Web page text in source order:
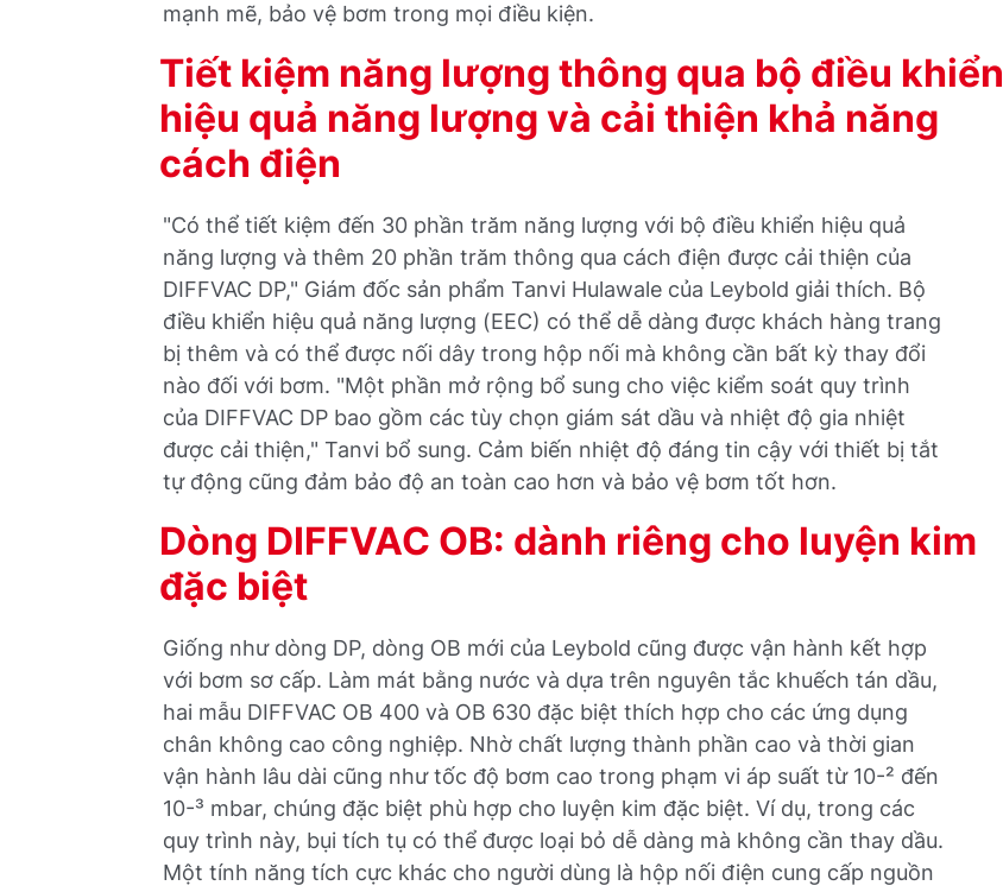
mạnh mẽ, bảo vệ bơm trong mọi điều kiện.
Tiết kiệm năng lượng thông qua bộ điều khiển
hiệu quả năng lượng và cải thiện khả năng
cách điện
"Có thể tiết kiệm đến 30 phần trăm năng lượng với bộ điều khiển hiệu quả
năng lượng và thêm 20 phần trăm thông qua cách điện được cải thiện của
DIFFVAC DP," Giám đốc sản phẩm Tanvi Hulawale của Leybold giải thích. Bộ
điều khiển hiệu quả năng lượng (EEC) có thể dễ dàng được khách hàng trang
bị thêm và có thể được nối dây trong hộp nối mà không cần bất kỳ thay đổi
nào đối với bơm. "Một phần mở rộng bổ sung cho việc kiểm soát quy trình
của DIFFVAC DP bao gồm các tùy chọn giám sát dầu và nhiệt độ gia nhiệt
được cải thiện," Tanvi bổ sung. Cảm biến nhiệt độ đáng tin cậy với thiết bị tắt
tự động cũng đảm bảo độ an toàn cao hơn và bảo vệ bơm tốt hơn.
Dòng DIFFVAC OB: dành riêng cho luyện kim
đặc biệt
Giống như dòng DP, dòng OB mới của Leybold cũng được vận hành kết hợp
với bơm sơ cấp. Làm mát bằng nước và dựa trên nguyên tắc khuếch tán dầu,
hai mẫu DIFFVAC OB 400 và OB 630 đặc biệt thích hợp cho các ứng dụng
chân không cao công nghiệp. Nhờ chất lượng thành phần cao và thời gian
vận hành lâu dài cũng như tốc độ bơm cao trong phạm vi áp suất từ 10-² đến
10-³ mbar, chúng đặc biệt phù hợp cho luyện kim đặc biệt. Ví dụ, trong các
quy trình này, bụi tích tụ có thể được loại bỏ dễ dàng mà không cần thay dầu.
Một tính năng tích cực khác cho người dùng là hộp nối điện cung cấp nguồn